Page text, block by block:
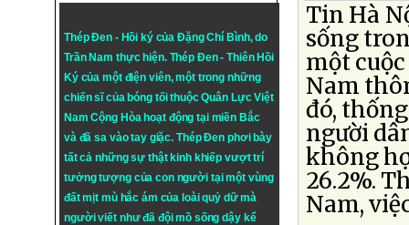
Thép Đen - Hồi ký của Đặng Chí Bình, do
Trần Nam thực hiện. Thép Đen- Thiên Hồi
Ký của một điện viên, một trong những
chiến sĩ của bóng tối thuộc Quân Lực Việt
Nam Cộng Hòa hoạt động tại miền Bắc
và đã sa vào tay giặc. Thép Đen phơi bày
tất cả những sự thật kinh khiếp vượt trí
tưởng tượng của con người tại một vùng
đất mịt mù hắc ám của loài quỷ dữ mà
người viết như đã đội mồ sống dậy kể
Tin Hà
sống
một
Nam
đó,
người
không
26.2%.
Nam,